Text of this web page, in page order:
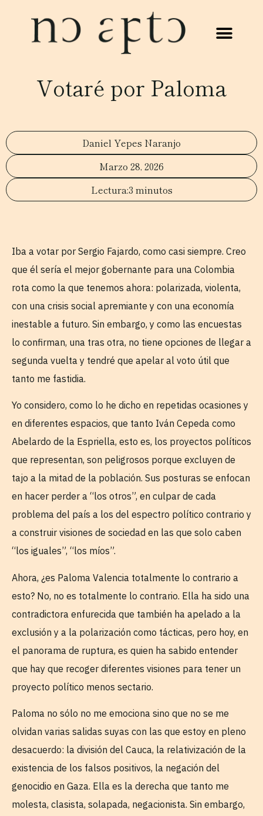
Votaré por Paloma
Daniel Yepes Naranjo
Marzo 28, 2026
3 minutos
Iba a votar por Sergio Fajardo, como casi siempre. Creo
que él sería el mejor gobernante para una Colombia
rota como la que tenemos ahora: polarizada, violenta,
con una crisis social apremiante y con una economía
inestable a futuro. Sin embargo, y como las encuestas
lo confirman, una tras otra, no tiene opciones de llegar a
segunda vuelta y tendré que apelar al voto útil que
tanto me fastidia.
Yo considero, como lo he dicho en repetidas ocasiones y
en diferentes espacios, que tanto Iván Cepeda como
Abelardo de la Espriella, esto es, los proyectos políticos
que representan, son peligrosos porque excluyen de
tajo a la mitad de la población. Sus posturas se enfocan
en hacer perder a “los otros”, en culpar de cada
problema del país a los del espectro político contrario y
a construir visiones de sociedad en las que solo caben
“los iguales”, “los míos”.
Ahora, ¿es Paloma Valencia totalmente lo contrario a
esto? No, no es totalmente lo contrario. Ella ha sido una
contradictora enfurecida que también ha apelado a la
exclusión y a la polarización como tácticas, pero hoy, en
el panorama de ruptura, es quien ha sabido entender
que hay que recoger diferentes visiones para tener un
proyecto político menos sectario.
Paloma no sólo no me emociona sino que no se me
olvidan varias salidas suyas con las que estoy en pleno
desacuerdo: la división del Cauca, la relativización de la
existencia de los falsos positivos, la negación del
genocidio en Gaza. Ella es la derecha que tanto me
molesta, clasista, solapada, negacionista. Sin embargo,